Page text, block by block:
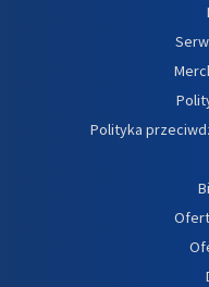
Polityka